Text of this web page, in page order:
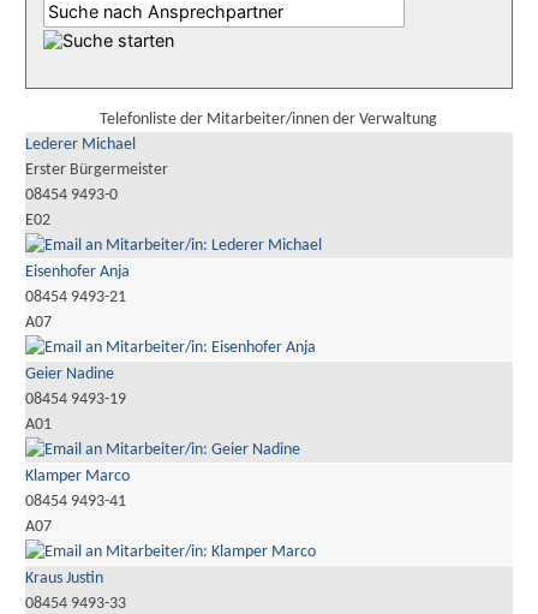
Telefonliste der Mitarbeiter/innen der Verwaltung
Lederer Michael
Erster Bürgermeister
08454 9493-0
E02
Eisenhofer Anja
08454 9493-21
A07
Geier Nadine
08454 9493-19
A01
Klamper Marco
08454 9493-41
A07
Kraus Justin
08454 9493-33